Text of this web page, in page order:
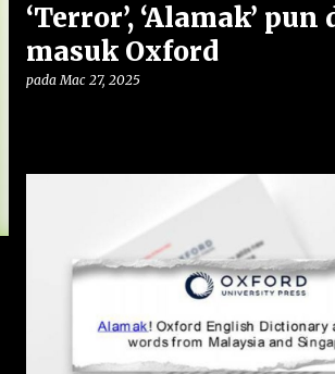
‘Terror’, ‘Alamak’ pun
masuk Oxford
padaMac 27, 2025